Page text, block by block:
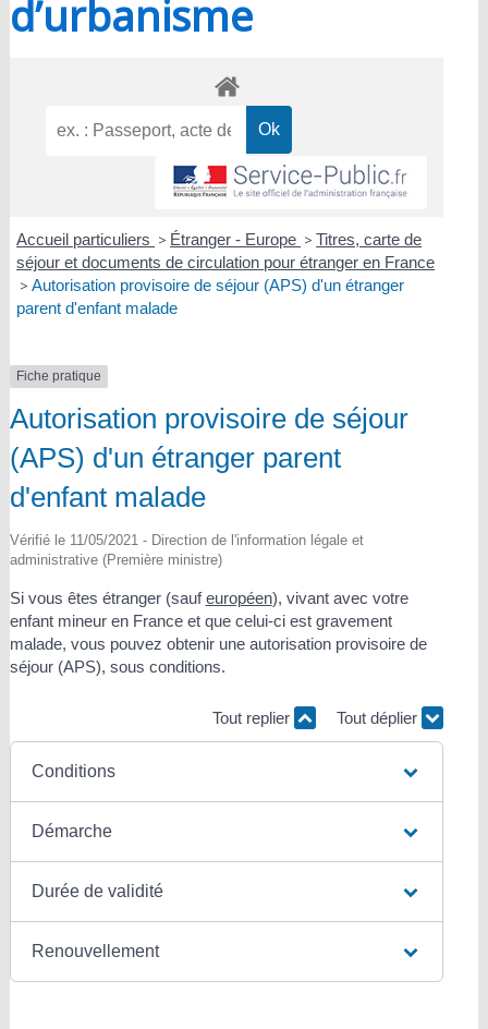
d’urbanisme
Accueil particuliers > Étranger - Europe > Titres, carte de
séjour et documents de circulation pour étranger en France
> Autorisation provisoire de séjour (APS) d'un étranger
parent d'enfant malade
Fiche pratique
Autorisation provisoire de séjour
(APS) d'un étranger parent
d'enfant malade
Vérifié le 11/05/2021 - Direction de l'information légale et
administrative (Première ministre)
Si vous êtes étranger (saufeuropéen), vivant avec votre
enfant mineur en France et que celui-ci est gravement
malade, vous pouvez obtenir une autorisation provisoire de
séjour (APS), sous conditions.
Tout replier Tout déplier
Conditions
Démarche
Durée de validité
Renouvellement